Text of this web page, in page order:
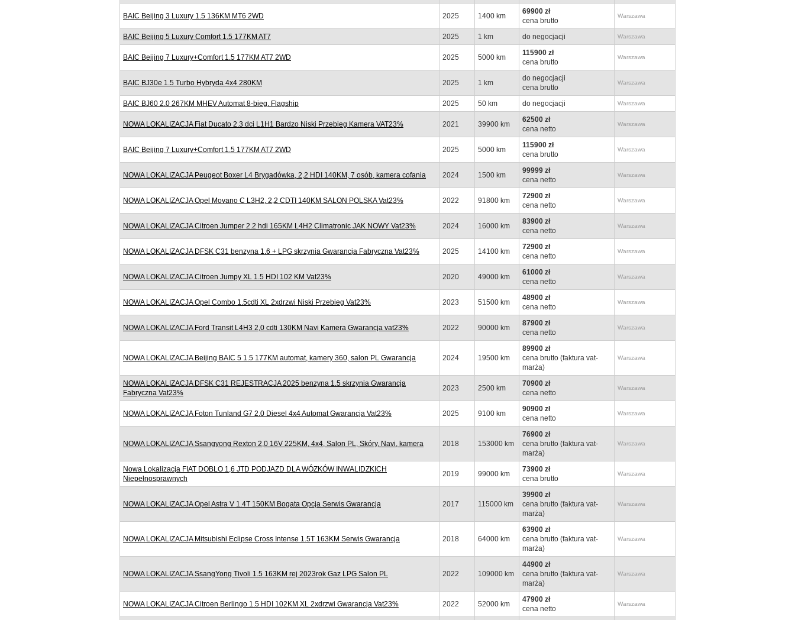
BAIC Beijing 3 Luxury 1.5 136KM MT6 2WD 2025 1400 km
69900 zł
cena brutto
Warszawa
BAIC Beijing 5 Luxury Comfort 1.5 177KM AT7 2025 1 km do negocjacji Warszawa
BAIC Beijing 7 Luxury+Comfort 1.5 177KM AT7 2WD 2025 5000 km
115900 zł
cena brutto
Warszawa
BAIC BJ30e 1.5 Turbo Hybryda 4x4 280KM 2025 1 km
do negocjacji
cena brutto
Warszawa
BAIC BJ60 2.0 267KM MHEV Automat 8-bieg. Flagship 2025 50 km do negocjacji Warszawa
NOWA LOKALIZACJA Fiat Ducato 2.3 dci L1H1 Bardzo Niski Przebieg Kamera VAT23% 2021 39900 km
62500 zł
cena netto
Warszawa
BAIC Beijing 7 Luxury+Comfort 1.5 177KM AT7 2WD 2025 5000 km
115900 zł
cena brutto
Warszawa
NOWA LOKALIZACJA Peugeot Boxer L4 Brygadówka, 2,2 HDI 140KM, 7 osób, kamera cofania 2024 1500 km
99999 zł
cena netto
Warszawa
NOWA LOKALIZACJA Opel Movano C L3H2, 2,2 CDTI 140KM SALON POLSKA Vat23% 2022 91800 km
72900 zł
cena netto
Warszawa
NOWA LOKALIZACJA Citroen Jumper 2.2 hdi 165KM L4H2 Climatronic JAK NOWY Vat23% 2024 16000 km
83900 zł
cena netto
Warszawa
NOWA LOKALIZACJA DFSK C31 benzyna 1.6 + LPG skrzynia Gwarancja Fabryczna Vat23% 2025 14100 km
72900 zł
cena netto
Warszawa
NOWA LOKALIZACJA Citroen Jumpy XL 1.5 HDI 102 KM Vat23% 2020 49000 km
61000 zł
cena netto
Warszawa
NOWA LOKALIZACJA Opel Combo 1.5cdti XL 2xdrzwi Niski Przebieg Vat23% 2023 51500 km
48900 zł
cena netto
Warszawa
NOWA LOKALIZACJA Ford Transit L4H3 2,0 cdti 130KM Navi Kamera Gwarancja vat23% 2022 90000 km
87900 zł
cena netto
Warszawa
NOWA LOKALIZACJA Beijing BAIC 5 1.5 177KM automat, kamery 360, salon PL Gwarancja 2024 19500 km
89900 zł
cena brutto (faktura vat-
marża)
Warszawa
NOWA LOKALIZACJA DFSK C31 REJESTRACJA 2025 benzyna 1.5 skrzynia Gwarancja
Fabryczna Vat23%
2023 2500 km
70900 zł
cena netto
Warszawa
NOWA LOKALIZACJA Foton Tunland G7 2.0 Diesel 4x4 Automat Gwarancja Vat23% 2025 9100 km
90900 zł
cena netto
Warszawa
NOWA LOKALIZACJA Ssangyong Rexton 2,0 16V 225KM, 4x4, Salon PL, Skóry, Navi, kamera 2018 153000 km
76900 zł
cena brutto (faktura vat-
marża)
Warszawa
Nowa Lokalizacja FIAT DOBLO 1,6 JTD PODJAZD DLA WÓZKÓW INWALIDZKICH
Niepełnosprawnych
2019 99000 km
73900 zł
cena brutto
Warszawa
NOWA LOKALIZACJA Opel Astra V 1.4T 150KM Bogata Opcja Serwis Gwarancja 2017 115000 km
39900 zł
cena brutto (faktura vat-
marża)
Warszawa
NOWA LOKALIZACJA Mitsubishi Eclipse Cross Intense 1.5T 163KM Serwis Gwarancja 2018 64000 km
63900 zł
cena brutto (faktura vat-
marża)
Warszawa
NOWA LOKALIZACJA SsangYong Tivoli 1.5 163KM rej 2023rok Gaz LPG Salon PL 2022 109000 km
44900 zł
cena brutto (faktura vat-
marża)
Warszawa
NOWA LOKALIZACJA Citroen Berlingo 1.5 HDI 102KM XL 2xdrzwi Gwarancja Vat23% 2022 52000 km
47900 zł
cena netto
Warszawa